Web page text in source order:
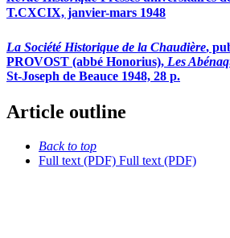
T.CXCIX, janvier-mars 1948
La Société Historique de la Chaudière,
PROVOST (abbé Honorius), Les
St-Joseph de Beauce 1948, 28 p.
Article outline
Back to top
Full text (PDF) Full text (PDF)